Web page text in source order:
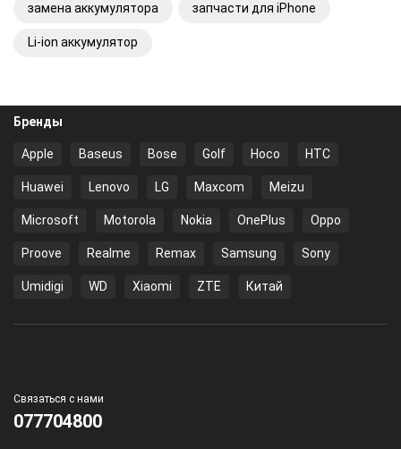
замена аккумулятора запчасти для iPhone
Li-ion аккумулятор
Бренды
Apple Baseus Bose Golf Hoco HTC
Huawei Lenovo LG Maxcom Meizu
Microsoft Motorola Nokia OnePlus Oppo
Proove Realme Remax Samsung Sony
Umidigi WD Xiaomi ZTE Китай
Связаться с нами
077704800